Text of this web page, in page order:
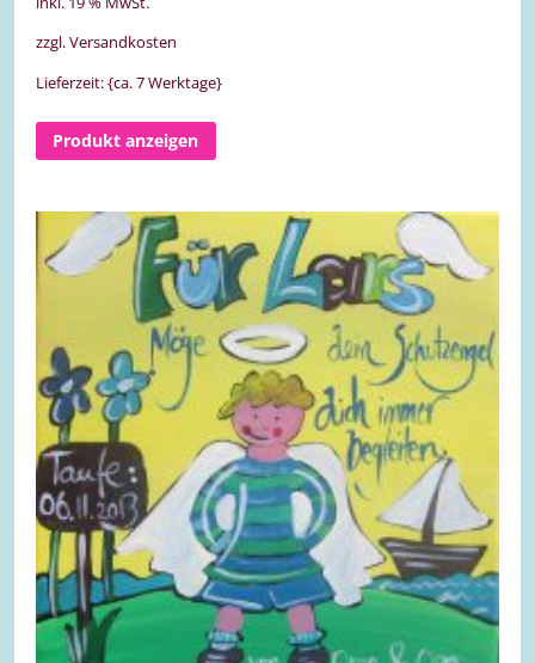
zzgl. Versandkosten
Lieferzeit: {ca. 7 Werktage}
Produkt anzeigen